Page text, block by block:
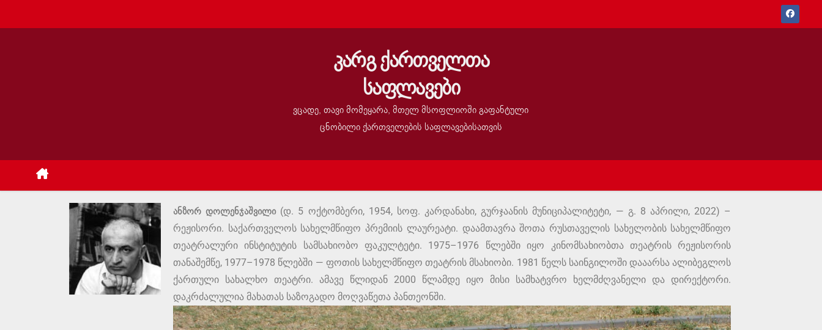
კარგ ქართველთა
საფლავები
ვცადე, თავი მომეყარა, მთელ მსოფლიოში გაფანტული
ცნობილი ქართველების საფლავებისათვის
ანზორ დოლენჯაშვილი(დ. 5 ოქტომბერი, 1954, სოფ. კარდანახი, გურჯაანის მუნიციპალიტეტი, — გ. 8 აპრილი, 2022) –
რეჟისორი. საქართველოს სახელმწიფო პრემიის ლაურეატი. დაამთავრა შოთა რუსთაველის სახელობის სახელმწიფო
თეატრალური ინსტიტუტის სამსახიობო ფაკულტეტი. 1975–1976 წლებში იყო კინომსახიობთა თეატრის რეჟისორის
თანაშემწე, 1977–1978 წლებში — ფოთის სახელმწიფო თეატრის მსახიობი. 1981 წელს საინგილოში დააარსა ალიბეგლოს
ქართული სახალხო თეატრი. ამავე წლიდან 2000 წლამდე იყო მისი სამხატვრო ხელმძღვანელი და დირექტორი.
დაკრძალულია მახათას საზოგადო მოღვაწეთა პანთეონში.